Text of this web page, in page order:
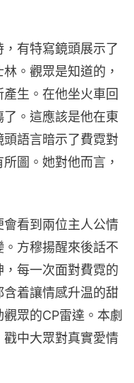
有特寫鏡頭展示了
。觀眾是知道的，
生。在他坐火車回
。這應該是他在東
語言暗示了費霓對
圖。她對他而言，
看到兩位主人公情
方穆揚醒來後話不
每一次面對費霓的
着讓情感升温的甜
眾的CP雷達。本劇
中大眾對真實愛情